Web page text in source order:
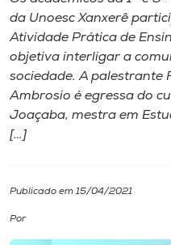
I.nova
Diplomados
Cultura
CPA
Biblioteca
da Unoesc Xanxerê
Atividade Prática de
objetiva interligar a
sociedade. A palestrante
Ambrosio é egressa do
Joaçaba, mestra em
[…]
Publicado em 15/04/2021
Por